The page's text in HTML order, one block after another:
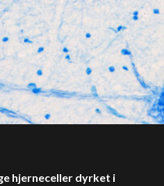
hjerneceller dyrket i